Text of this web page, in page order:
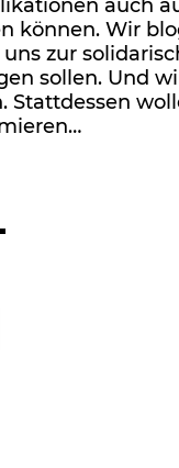
auch
können. Wir
zur
sollen. Und